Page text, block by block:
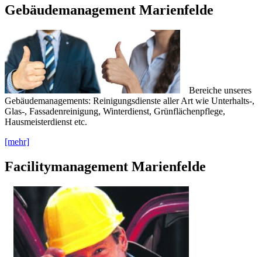
Gebäudemanagement Marienfelde
Bereiche unseres
Gebäudemanagements: Reinigungsdienste aller Art wie Unterhalts-,
Glas-, Fassadenreinigung, Winterdienst, Grünflächenpflege,
Hausmeisterdienst etc.
[mehr]
Facilitymanagement Marienfelde